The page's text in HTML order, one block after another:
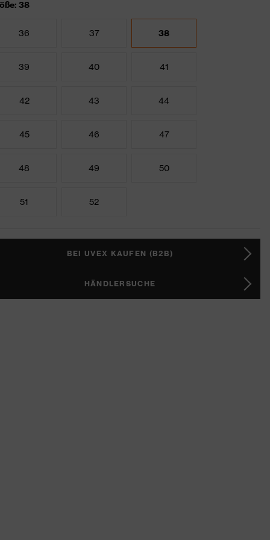
38
36 37 38
39 40 41
42 43 44
45 46 47
48 49 50
51 52
BEI UVEX KAUFEN (B2B)
HÄNDLERSUCHE